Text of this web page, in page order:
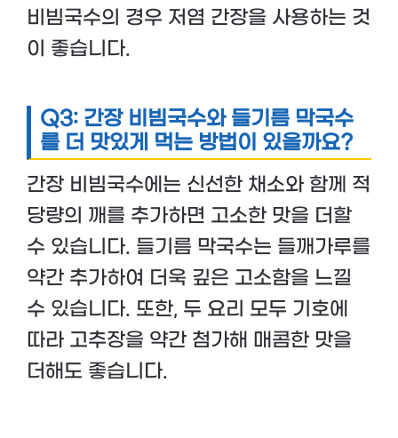
비빔국수의 경우 저염 간장을 사용하는 것
이 좋습니다.
Q3: 간장 비빔국수와 들기름 막국수
를 더 맛있게 먹는 방법이 있을까요?
간장 비빔국수에는 신선한 채소와 함께 적
당량의 깨를 추가하면 고소한 맛을 더할
수 있습니다. 들기름 막국수는 들깨가루를
약간 추가하여 더욱 깊은 고소함을 느낄
수 있습니다. 또한, 두 요리 모두 기호에
따라 고추장을 약간 첨가해 매콤한 맛을
더해도 좋습니다.